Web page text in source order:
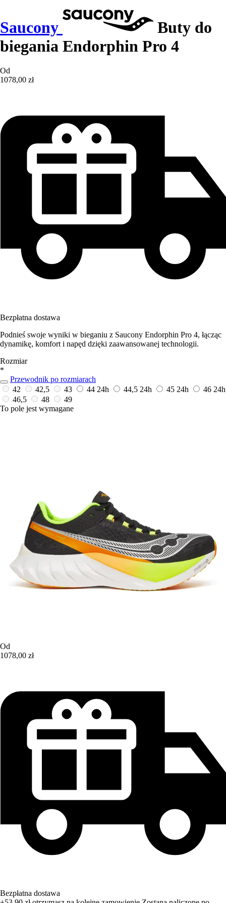
Saucony
Buty do
biegania Endorphin Pro 4
Od
1078,00 zł
Bezpłatna dostawa
Podnieś swoje wyniki w bieganiu z Saucony Endorphin Pro 4, łącząc
dynamikę, komfort i napęd dzięki zaawansowanej technologii.
Rozmiar
*
Przewodnik po rozmiarach
42
42,5 43 44 24h 44,5 24h 45 24h 46 24h
46,5
48
49
To pole jest wymagane
Od
1078,00 zł
Bezpłatna dostawa